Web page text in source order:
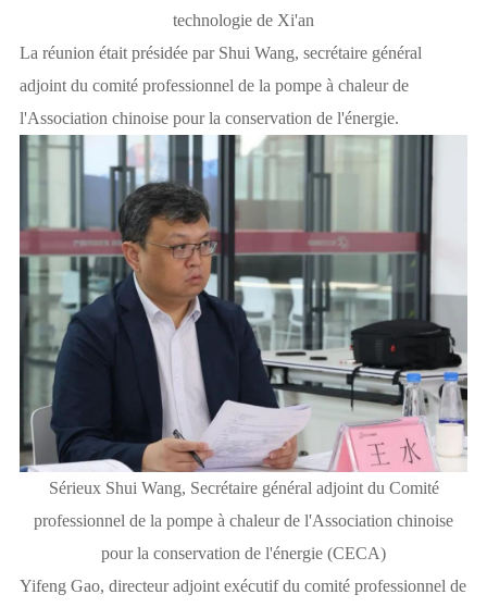
technologie de Xi'an
La réunion était présidée par Shui Wang, secrétaire général
adjoint du comité professionnel de la pompe à chaleur de
l'Association chinoise pour la conservation de l'énergie.
Sérieux Shui Wang, Secrétaire général adjoint du Comité
professionnel de la pompe à chaleur de l'Association chinoise
pour la conservation de l'énergie (CECA)
Yifeng Gao, directeur adjoint exécutif du comité professionnel de